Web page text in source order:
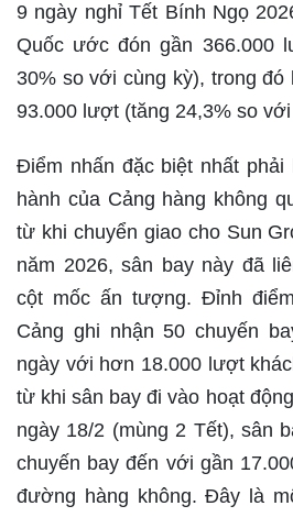
9 ngày nghỉ Tết Bính Ngọ
Quốc ước đón gần 366.000
30% so với cùng kỳ), trong đó
93.000 lượt (tăng 24,3% so
Điểm nhấn đặc biệt nhất phải
hành của Cảng hàng không
từ khi chuyển giao cho Sun
năm 2026, sân bay này đã
cột mốc ấn tượng. Đỉnh
Cảng ghi nhận 50 chuyến
ngày với hơn 18.000 lượt
từ khi sân bay đi vào hoạt
ngày 18/2 (mùng 2 Tết), sân
chuyến bay đến với gần
đường hàng không. Đây là